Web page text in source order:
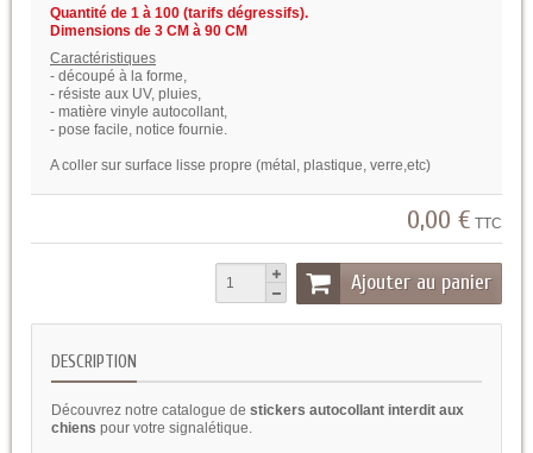
Quantité de 1 à 100 (tarifs dégressifs).
Dimensions de 3 CM à 90 CM
Caractéristiques
- découpé à la forme,
- résiste aux UV, pluies,
- matière vinyle autocollant,
- pose facile, notice fournie.
A coller sur surface lisse propre (métal, plastique, verre,etc)
0,00 € TTC
Ajouter au panier
DESCRIPTION
Découvrez notre catalogue de stickers autocollant interdit aux
chiens pour votre signalétique.